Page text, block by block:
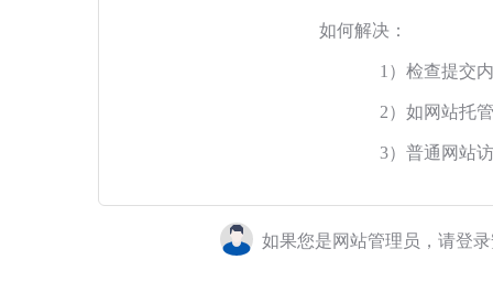
如何解决：
1）检查提交
2）如网站托
3）普通网站
如果您是网站管理员，请登